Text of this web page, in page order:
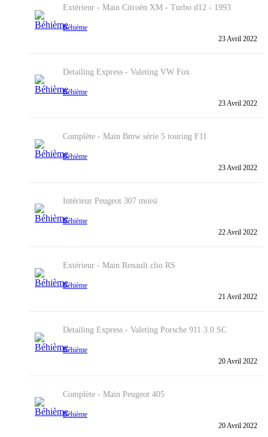
Extérieur - Main Citroën XM - Turbo d12 - 1993
Béhième
23 Avril 2022
Detailing Express - Valeting VW Fox
Béhième
23 Avril 2022
Complète - Main Bmw série 5 touring F11
Béhième
23 Avril 2022
Intérieur Peugeot 307 moisi
Béhième
22 Avril 2022
Extérieur - Main Renault clio RS
Béhième
21 Avril 2022
Detailing Express - Valeting Porsche 911 3.0 SC
Béhième
20 Avril 2022
Complète - Main Peugeot 405
Béhième
20 Avril 2022